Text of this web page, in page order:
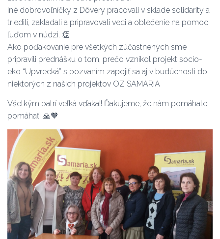
Iné dobrovoľníčky z Dôvery pracovali v sklade solidarity a
triedili, zakladali a pripravovali veci a oblečenie na pomoc
ľuďom v núdzi. 👏
Ako poďakovanie pre všetkých zúčastnených sme
pripravili prednášku o tom, prečo vznikol projekt socio-
eko “Upvrecká” s pozvaním zapojiť sa aj v budúcnosti do
niektorých z našich projektov OZ SAMARIA
Všetkým patrí veľká vďaka!! Ďakujeme, že nám pomáhate
pomáhať! 🙏🧡